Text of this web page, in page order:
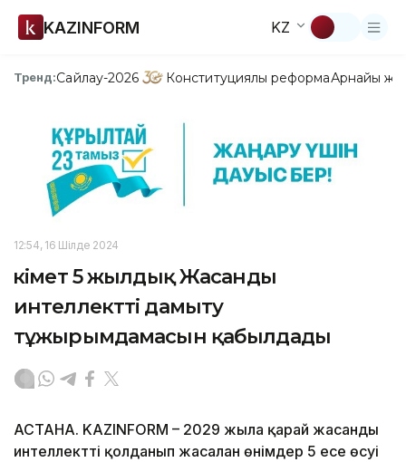
KAZINFORM KZ
Тренд:Сайлау-2026 Конституциялық реформаАрнайы
12:54, 16 Шілде 2024
Үкімет 5 жылдық Жасанды
интеллектті дамыту
тұжырымдамасын қабылдады
АСТАНА. KAZINFORM – 2029 жылға қарай жасанды
интеллектті қолданып жасалған өнімдер 5 есе өсуі